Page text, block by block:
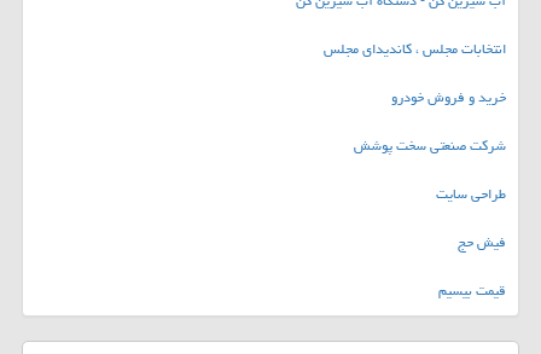
انتخابات مجلس ، کاندیدای مجلس
خرید و فروش خودرو
شرکت صنعتی سخت پوشش
طراحی سایت
فیش حج
قیمت بیسیم